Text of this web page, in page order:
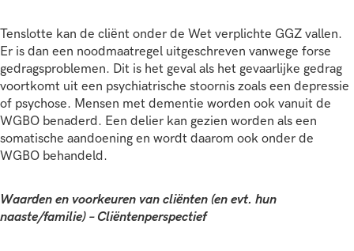
Tenslotte kan de cliënt onder de Wet verplichte GGZ vallen.
Er is dan een noodmaatregel uitgeschreven vanwege forse
gedragsproblemen. Dit is het geval als het gevaarlijke gedrag
voortkomt uit een psychiatrische stoornis zoals een depressie
of psychose. Mensen met dementie worden ook vanuit de
WGBO benaderd. Een delier kan gezien worden als een
somatische aandoening en wordt daarom ook onder de
WGBO behandeld.
Waarden en voorkeuren van cliënten (en evt. hun
naaste/familie) – Cliëntenperspectief